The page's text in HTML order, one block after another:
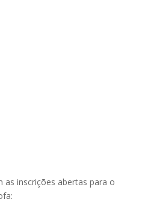
as inscrições abertas para o